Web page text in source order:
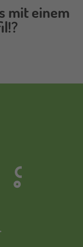
mit einem